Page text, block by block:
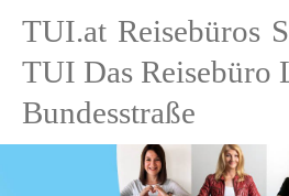
TUI.at Reisebüros
TUI Das Reisebüro
Bundesstraße